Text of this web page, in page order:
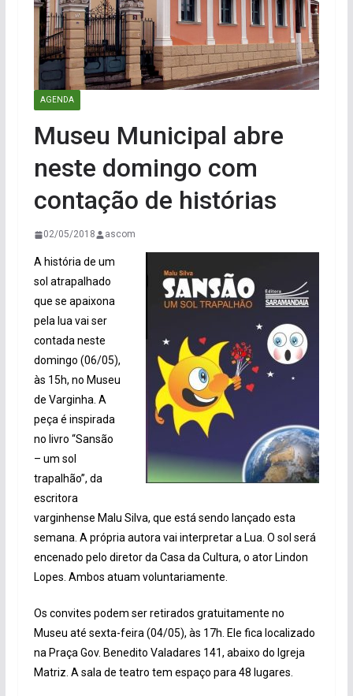
AGENDA
Museu Municipal abre
neste domingo com
contação de histórias
02/05/2018 ascom
A história de um
sol atrapalhado
que se apaixona
pela lua vai ser
contada neste
domingo (06/05),
às 15h, no Museu
de Varginha. A
peça é inspirada
no livro “Sansão
– um sol
trapalhão”, da
escritora
varginhense Malu Silva, que está sendo lançado esta
semana. A própria autora vai interpretar a Lua. O sol será
encenado pelo diretor da Casa da Cultura, o ator Lindon
Lopes. Ambos atuam voluntariamente.
Os convites podem ser retirados gratuitamente no
Museu até sexta-feira (04/05), às 17h. Ele fica localizado
na Praça Gov. Benedito Valadares 141, abaixo do Igreja
Matriz. A sala de teatro tem espaço para 48 lugares.